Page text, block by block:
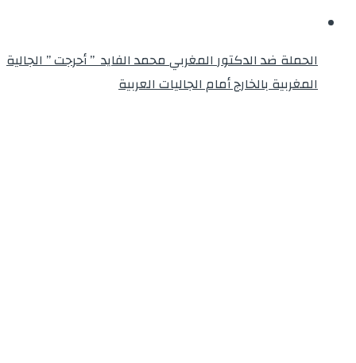
الحملة ضد الدكتور المغربي محمد الفايد ” أحرجت ” الجالية
المغربية بالخارج أمام الجاليات العربية